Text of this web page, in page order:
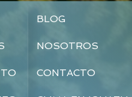
BLOG
NOSOTROS
CONTACTO